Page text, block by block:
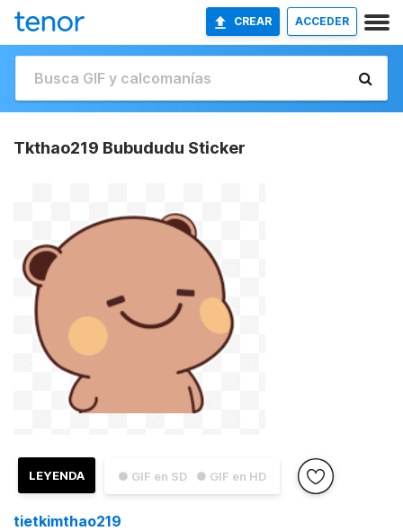
CREAR ACCEDER
Tkthao219 Bubududu Sticker
● GIF en SD ● GIF en HD
LEYENDA
tietkimthao219